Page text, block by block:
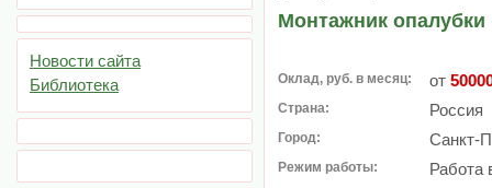
Новости сайта
Библиотека
Монтажник опалубки
Оклад, руб. в месяц: от
Страна: Россия
Город: Санкт-
Режим работы: Работа